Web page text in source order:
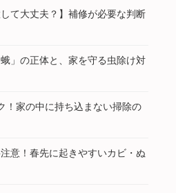
て大丈夫？】補修が必要な判断
」の正体と、家を守る虫除け対
！家の中に持ち込まない掃除の
意！春先に起きやすいカビ・ぬ